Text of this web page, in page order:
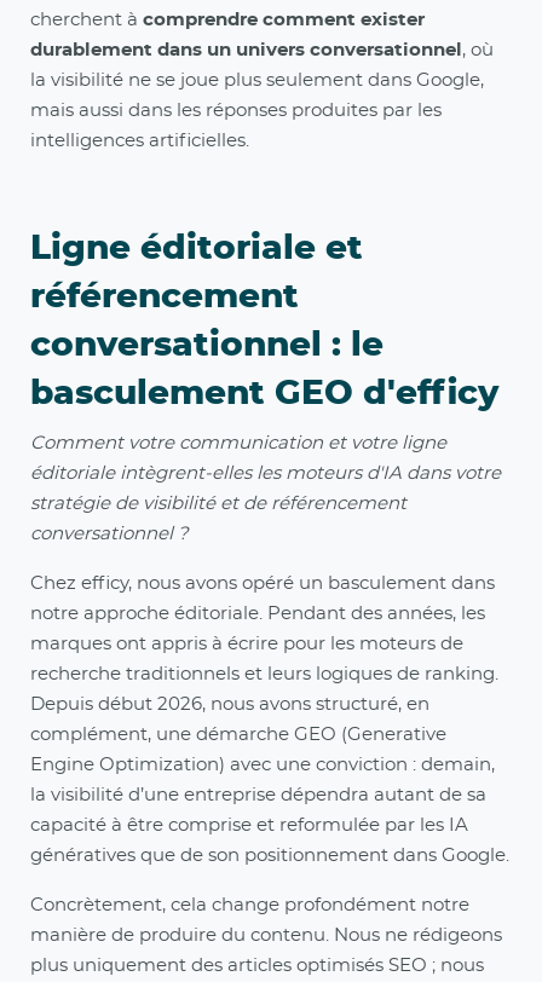
cherchent à comprendre comment exister
durablement dans un univers conversationnel , où
la visibilité ne se joue plus seulement dans Google,
mais aussi dans les réponses produites par les
intelligences artificielles.
Ligne éditoriale et
référencement
conversationnel : le
basculement GEO d'efficy
Comment votre communication et votre ligne
éditoriale intègrent-elles les moteurs d'IA dans votre
stratégie de visibilité et de référencement
conversationnel ?
Chez efficy, nous avons opéré un basculement dans
notre approche éditoriale. Pendant des années, les
marques ont appris à écrire pour les moteurs de
recherche traditionnels et leurs logiques de ranking.
Depuis début 2026, nous avons structuré, en
complément, une démarche GEO (Generative
Engine Optimization) avec une conviction : demain,
la visibilité d’une entreprise dépendra autant de sa
capacité à être comprise et reformulée par les IA
génératives que de son positionnement dans Google.
Concrètement, cela change profondément notre
manière de produire du contenu. Nous ne rédigeons
plus uniquement des articles optimisés SEO ; nous